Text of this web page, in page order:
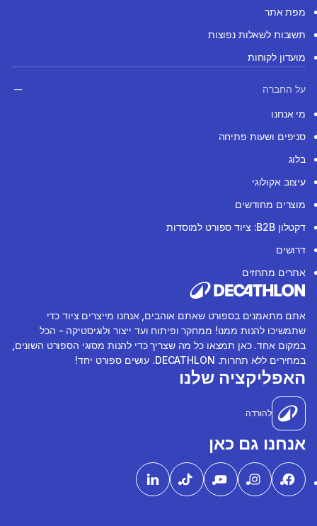
מפת אתר
תשובות לשאלות נפוצות
מועדון לקוחות
על החברה
מי אנחנו
סניפים ושעות פתיחה
בלוג
עיצוב אקולוגי
מוצרים מחודשים
דקטלון B2B: ציוד ספורט למוסדות
דרושים
אתרים מתחזים
אתם מתאמנים בספורט שאתם אוהבים, אנחנו מייצרים ציוד כדי
שתמשיכו להנות ממנו! ממחקר ופיתוח ועד ייצור ולוגיסטיקה - הכל
במקום אחד. כאן תמצאו כל מה שצריך כדי להנות מסוגי הספורט השונים,
במחירים ללא תחרות. DECATHLON. עושים ספורט יחד!
האפליקציה שלנו
להורדה
אנחנו גם כאן